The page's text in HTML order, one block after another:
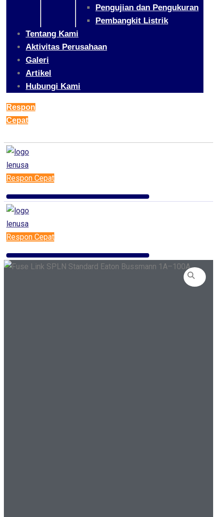
Pengujian dan Pengukuran
Pembangkit Listrik
Tentang Kami
Aktivitas Perusahaan
Galeri
Artikel
Hubungi Kami
Respon
Cepat
Respon Cepat
Respon Cepat